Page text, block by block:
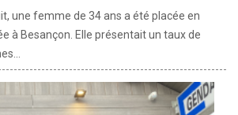
une femme de 34 ans a été placée en
à Besançon. Elle présentait un taux de